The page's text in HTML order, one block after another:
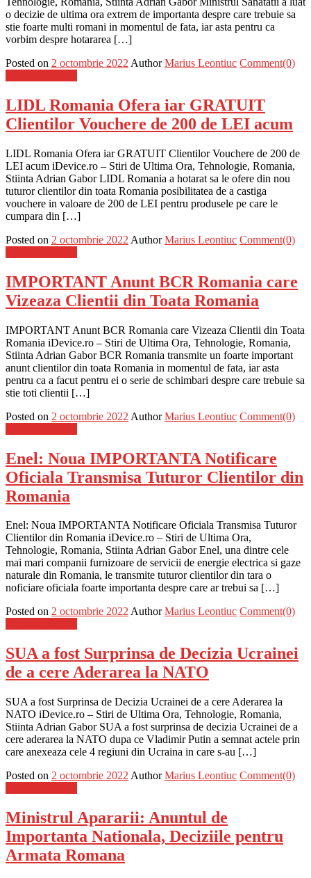
o decizie de ultima ora extrem de importanta despre care trebuie sa
stie foarte multi romani in momentul de fata, iar asta pentru ca
vorbim despre hotararea […]
Posted on 2 octombrie 2022 Author Marius Leontiuc Comment(0)
LIDL Romania Ofera iar GRATUIT
Clientilor Vouchere de 200 de LEI acum
LIDL Romania Ofera iar GRATUIT Clientilor Vouchere de 200 de
LEI acum iDevice.ro – Stiri de Ultima Ora, Tehnologie, Romania,
Stiinta Adrian Gabor LIDL Romania a hotarat sa le ofere din nou
tuturor clientilor din toata Romania posibilitatea de a castiga
vouchere in valoare de 200 de LEI pentru produsele pe care le
cumpara din […]
Posted on 2 octombrie 2022 Author Marius Leontiuc Comment(0)
IMPORTANT Anunt BCR Romania care
Vizeaza Clientii din Toata Romania
IMPORTANT Anunt BCR Romania care Vizeaza Clientii din Toata
Romania iDevice.ro – Stiri de Ultima Ora, Tehnologie, Romania,
Stiinta Adrian Gabor BCR Romania transmite un foarte important
anunt clientilor din toata Romania in momentul de fata, iar asta
pentru ca a facut pentru ei o serie de schimbari despre care trebuie sa
stie toti clientii […]
Posted on 2 octombrie 2022 Author Marius Leontiuc Comment(0)
Enel: Noua IMPORTANTA Notificare
Oficiala Transmisa Tuturor Clientilor din
Romania
Enel: Noua IMPORTANTA Notificare Oficiala Transmisa Tuturor
Clientilor din Romania iDevice.ro – Stiri de Ultima Ora,
Tehnologie, Romania, Stiinta Adrian Gabor Enel, una dintre cele
mai mari companii furnizoare de servicii de energie electrica si gaze
naturale din Romania, le transmite tuturor clientilor din tara o
noficiare oficiala foarte importanta despre care ar trebui sa […]
Posted on 2 octombrie 2022Author Marius Leontiuc Comment(0)
SUA a fost Surprinsa de Decizia Ucrainei
de a cere Aderarea la NATO
SUA a fost Surprinsa de Decizia Ucrainei de a cere Aderarea la
NATO iDevice.ro – Stiri de Ultima Ora, Tehnologie, Romania,
Stiinta Adrian Gabor SUA a fost surprinsa de decizia Ucrainei de a
cere aderarea la NATO dupa ce Vladimir Putin a semnat actele prin
care anexeaza cele 4 regiuni din Ucraina in care s-au […]
Posted on 2 octombrie 2022 Author Marius Leontiuc Comment(0)
Ministrul Apararii: Anuntul de
Importanta Nationala, Deciziile pentru
Armata Romana